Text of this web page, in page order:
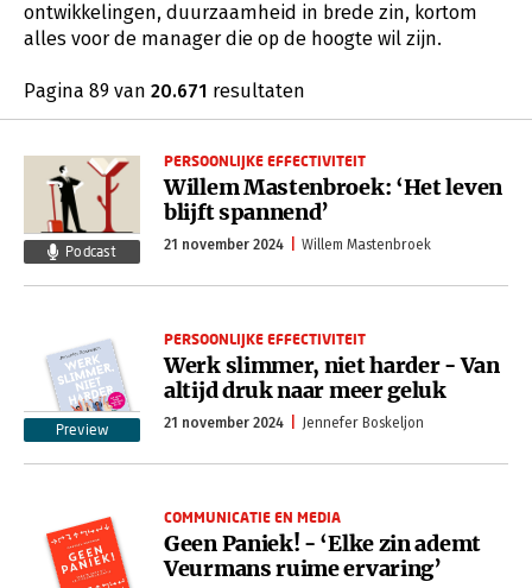
ontwikkelingen, duurzaamheid in brede zin, kortom
alles voor de manager die op de hoogte wil zijn.
Pagina 89 van 20.671 resultaten
Podcast
PERSOONLIJKE EFFECTIVITEIT
Willem Mastenbroek: ‘Het leven
blijft spannend’
21 november 2024 Willem Mastenbroek
Preview
PERSOONLIJKE EFFECTIVITEIT
Werk slimmer, niet harder - Van
altijd druk naar meer geluk
21 november 2024 Jennefer Boskeljon
COMMUNICATIE EN MEDIA
Geen Paniek! - ‘Elke zin ademt
Veurmans ruime ervaring’